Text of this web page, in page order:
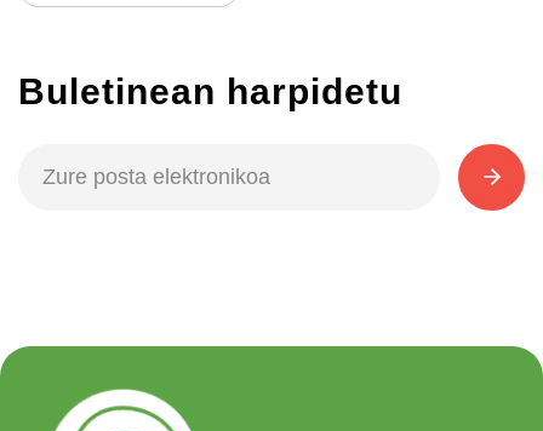
Buletinean harpidetu